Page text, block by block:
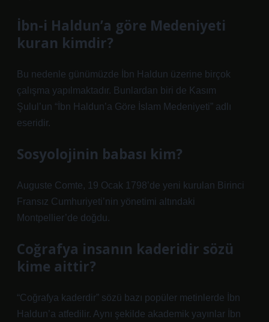
İbn-i Haldun’a göre Medeniyeti
kuran kimdir?
Bu nedenle günümüzde İbn Haldun üzerine birçok
çalışma yapılmaktadır. Bunlardan biri de Kasım
Şulul’un “İbn Haldun’a Göre İslam Medeniyeti” adlı
eseridir.
Sosyolojinin babası kim?
Auguste Comte, 19 Ocak 1798’de yeni kurulan Birinci
Fransız Cumhuriyeti’nin yönetimi altındaki
Montpellier’de doğdu.
Coğrafya insanın kaderidir sözü
kime aittir?
“Coğrafya kaderdir” sözü bazı popüler metinlerde İbn
Haldun’a atfedilir. Aynı şekilde akademik yayınlar İbn